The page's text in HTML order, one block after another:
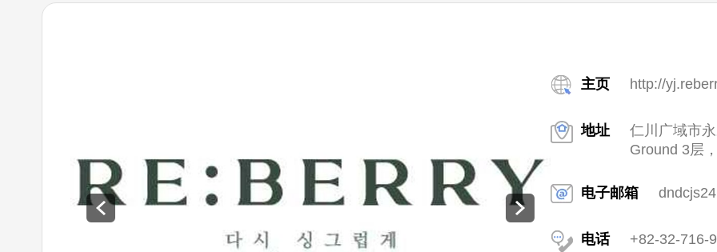
主页 http://
地址
仁川广域市
Ground 3层
电子邮箱
电话 +82-32-716-